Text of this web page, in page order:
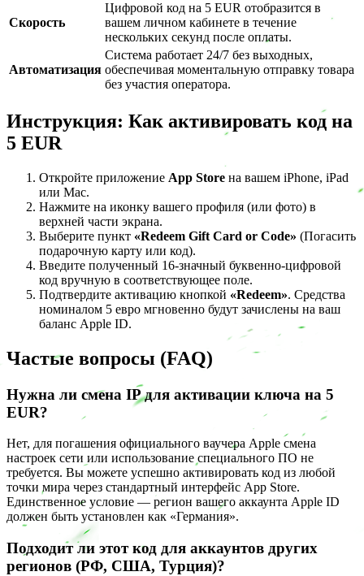
Скорость
Цифровой код на 5 EUR отобразится в
вашем личном кабинете в течение
нескольких секунд после оплаты.
Автоматизация
Система работает 24/7 без выходных,
обеспечивая моментальную отправку товара
без участия оператора.
Инструкция: Как активировать код на
5 EUR
Откройте приложение App Store на вашем iPhone, iPad
или Mac.
Нажмите на иконку вашего профиля (или фото) в
верхней части экрана.
Выберите пункт «Redeem Gift Card or Code» (Погасить
подарочную карту или код).
Введите полученный 16-значный буквенно-цифровой
код вручную в соответствующее поле.
Подтвердите активацию кнопкой «Redeem». Средства
номиналом 5 евро мгновенно будут зачислены на ваш
баланс Apple ID.
Частые вопросы (FAQ)
Нужна ли смена IP для активации ключа на 5
EUR?
Нет, для погашения официального ваучера Apple смена
настроек сети или использование специального ПО не
требуется. Вы можете успешно активировать код из любой
точки мира через стандартный интерфейс App Store.
Единственное условие — регион вашего аккаунта Apple ID
должен быть установлен как «Германия».
Подходит ли этот код для аккаунтов других
регионов (РФ, США, Турция)?